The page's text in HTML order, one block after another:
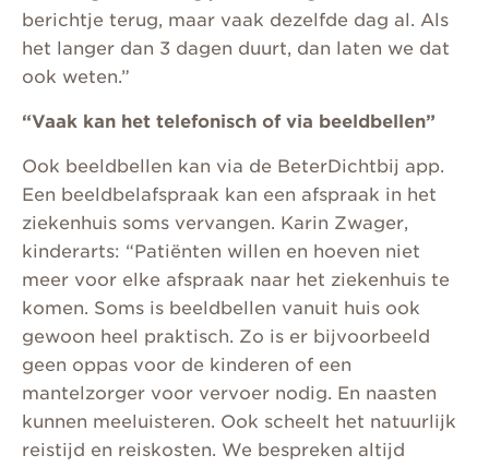
berichtje terug, maar vaak dezelfde dag al. Als
het langer dan 3 dagen duurt, dan laten we dat
ook weten.”
“Vaak kan het telefonisch of via beeldbellen”
Ook beeldbellen kan via de BeterDichtbij app.
Een beeldbelafspraak kan een afspraak in het
ziekenhuis soms vervangen. Karin Zwager,
kinderarts: “Patiënten willen en hoeven niet
meer voor elke afspraak naar het ziekenhuis te
komen. Soms is beeldbellen vanuit huis ook
gewoon heel praktisch. Zo is er bijvoorbeeld
geen oppas voor de kinderen of een
mantelzorger voor vervoer nodig. En naasten
kunnen meeluisteren. Ook scheelt het natuurlijk
reistijd en reiskosten. We bespreken altijd